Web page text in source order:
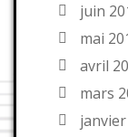
juin
mai
avril
mars